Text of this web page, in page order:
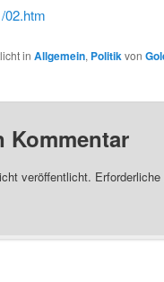
02.htm
in Allgemein, Politikvon
Kommentar
veröffentlicht.